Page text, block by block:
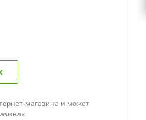
магазина и может